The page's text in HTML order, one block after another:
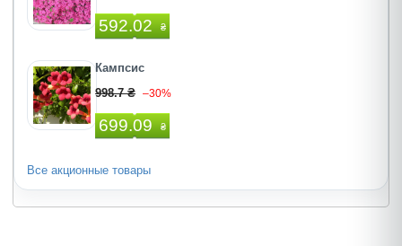
592.02 ₴
Кампсис
998.7 ₴ –30%
699.09 ₴
Все акционные товары